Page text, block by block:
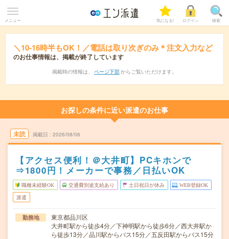
メニュー 気になる! ログイン 検索
＼10-16時半もOK！／電話は取り次ぎのみ＊注文入力など
のお仕事情報は、掲載が終了しています
掲載時の情報は、 ページ下部 からご覧いただけます。
お探しの条件に近い派遣のお仕事
未読 掲載日 2026/08/06
【アクセス便利！＠大井町】PCキホンで
⇒1800円！メーカーで事務／日払いOK
職種未経験OK 交通費別途支給あり 土日祝日が休み WEB登録OK
派遣
勤務地
東京都品川区
大井町駅から徒歩4分／下神明駅から徒歩6分／西大井駅か
ら徒歩13分／品川駅からバス15分／五反田駅からバス15分